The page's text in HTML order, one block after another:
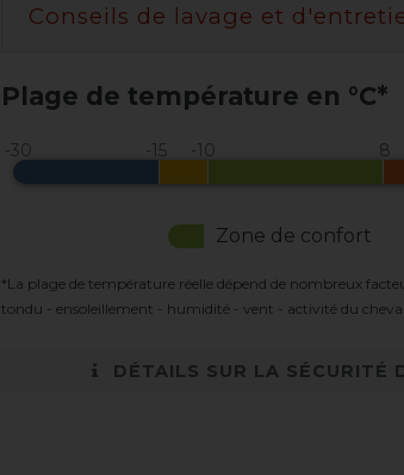
Conseils de lavage et
Plage de température en °C*
Zone de confort
*La plage de température réelle dépend de nombreux
tondu - ensoleillement - humidité - vent - activité du cheval
DÉTAILS SUR LA SÉCURITÉ